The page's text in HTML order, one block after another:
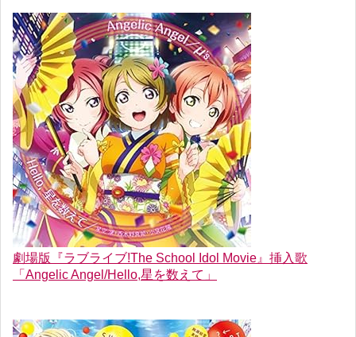
劇場版『ラブライブ!The School Idol Movie』挿入歌
「Angelic Angel/Hello,星を数えて」